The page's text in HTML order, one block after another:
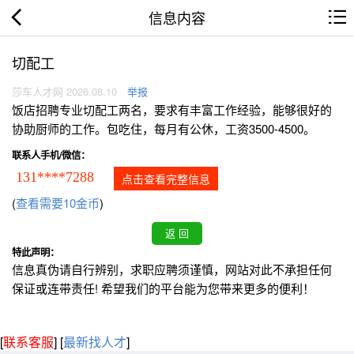
信息内容
切配工
莎车人才网 2026.08.10 举报
饭店招聘专业切配工两名，要求有丰富工作经验，能够很好的
协助厨师的工作。包吃住，每月有公休，工资3500-4500。
联系人手机/微信：
131****7288 点击查看完整信息
(查看需要10金币)
特此声明：
信息真伪请自行辨别，求职应聘须谨慎，网站对此不承担任何
保证或连带责任! 希望我们的平台能为您带来更多的便利！
[联系客服] [最新找人才]